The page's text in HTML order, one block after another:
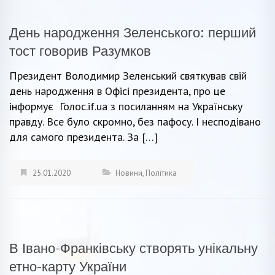
День народження Зеленського: перший
тост говорив Разумков
Президент Володимир Зеленський святкував свій
день народження в Офісі президента, про це
інформує Голос.if.ua з посиланням на Українську
правду. Все було скромно, без пафосу. І несподівано
для самого президента. За […]
25.01.2020 Новини, Політика
В Івано-Франківську створять унікальну
етно-карту України